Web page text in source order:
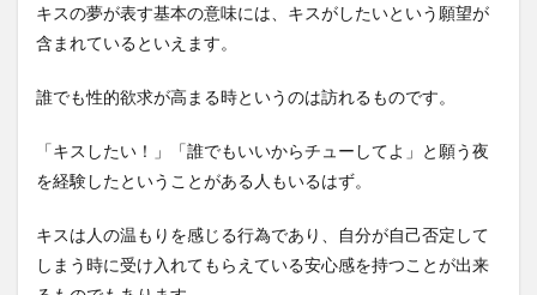
キスの夢が表す基本の意味には、キスがしたいという願望が
含まれているといえます。
誰でも性的欲求が高まる時というのは訪れるものです。
「キスしたい！」「誰でもいいからチューしてよ」と願う夜
を経験したということがある人もいるはず。
キスは人の温もりを感じる行為であり、自分が自己否定して
しまう時に受け入れてもらえている安心感を持つことが出来